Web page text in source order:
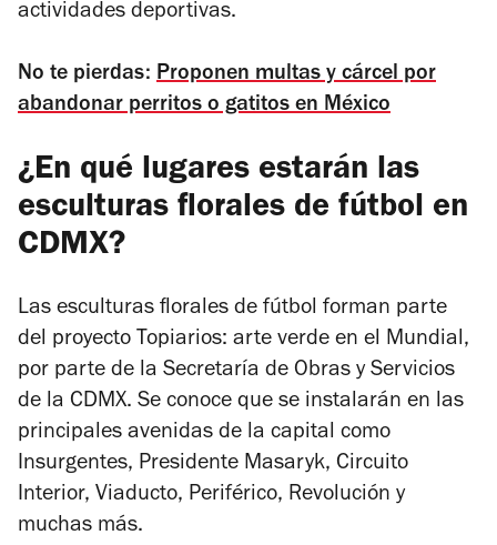
actividades deportivas.
No te pierdas: Proponen multas y cárcel por
abandonar perritos o gatitos en México
¿En qué lugares estarán las
esculturas florales de fútbol en
CDMX?
Las esculturas florales de fútbol forman parte
del proyecto Topiarios: arte verde en el Mundial,
por parte de la Secretaría de Obras y Servicios
de la CDMX. Se conoce que se instalarán en las
principales avenidas de la capital como
Insurgentes, Presidente Masaryk, Circuito
Interior, Viaducto, Periférico, Revolución y
muchas más.